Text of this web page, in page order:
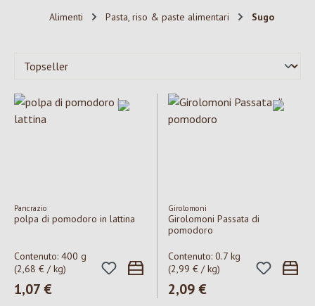
Alimenti Pasta, riso & paste alimentari Sugo
Pancrazio
polpa di pomodoro in lattina
Contenuto: 400 g
(2,68 € / kg)
Prezzo normale:
1,07 €
Girolomoni
Girolomoni Passata di
pomodoro
Contenuto: 0.7 kg
(2,99 € / kg)
Prezzo normale:
2,09 €